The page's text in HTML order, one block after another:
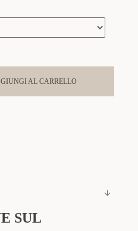
AL CARRELLO
SUL